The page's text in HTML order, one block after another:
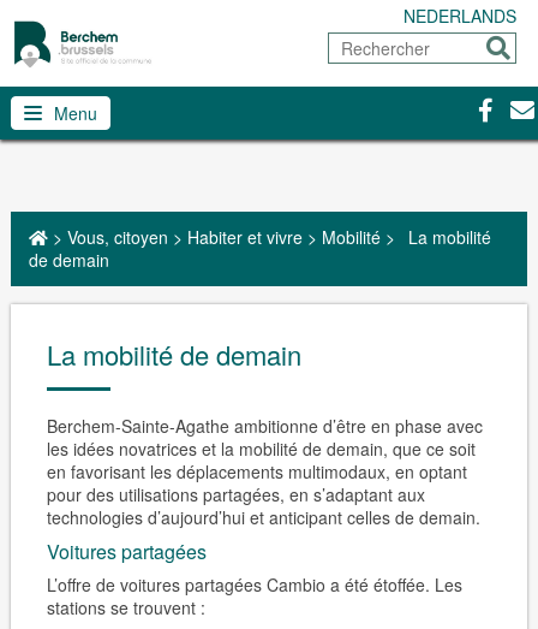
NEDERLANDS
Rechercher
Menu
> Vous, citoyen > Habiter et vivre> Mobilité>
La mobilité
de demain
La mobilité de demain
Berchem-Sainte-Agathe ambitionne d’être en phase avec
les idées novatrices et la mobilité de demain, que ce soit
en favorisant les déplacements multimodaux, en optant
pour des utilisations partagées, en s’adaptant aux
technologies d’aujourd’hui et anticipant celles de demain.
Voitures partagées
L’offre de voitures partagées Cambio a été étoffée. Les
stations se trouvent :